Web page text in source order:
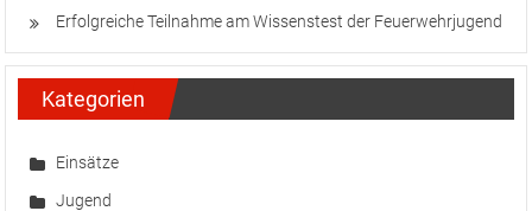
Erfolgreiche Teilnahme am Wissenstest der Feuerwehrjugend
Kategorien
Einsätze
Jugend